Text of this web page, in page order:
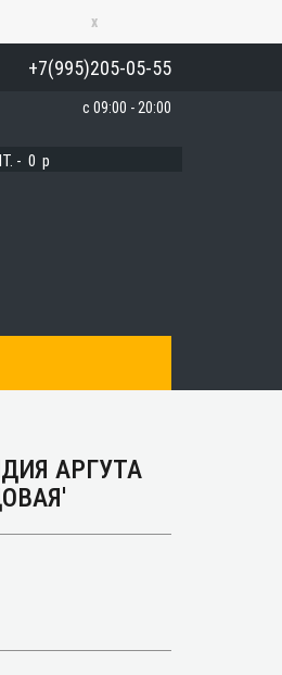
x
+7(995)205-05-55
с 09:00 - 20:00
- 0 p
АРГУТА